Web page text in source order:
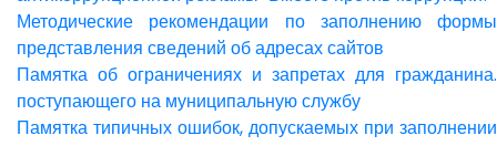
Методические рекомендации по заполнению формы
представления сведений об адресах сайтов
Памятка об ограничениях и запретах для гражданина.
поступающего на муниципальную службу
Памятка типичных ошибок, допускаемых при заполнении